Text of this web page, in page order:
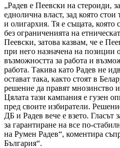
„Радев е Пеевски на стероиди,
еднолична власт, зад която
и олигархия. Тя е същата,
без ограниченията на
Пеевски, затова казвам, че е
при него назначена на позиции
възможността за работа и
работа. Такива като Радев не
остават така, както стоят в
решение да правят мнозинство
Цялата тази кампания е гузен
пред своите избиратели.
ДБ и Радев вече е взето. Гласът
за гарантиране на все по-
на Румен Радев“, коментира
България“.